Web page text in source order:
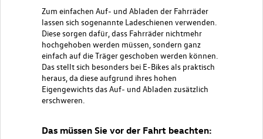
Zum einfachen Auf- und Abladen der Fahrräder
lassen sich sogenannte Ladeschienen verwenden.
Diese sorgen dafür, dass Fahrräder nichtmehr
hochgehoben werden müssen, sondern ganz
einfach auf die Träger geschoben werden können.
Das stellt sich besonders bei E-Bikes als praktisch
heraus, da diese aufgrund ihres hohen
Eigengewichts das Auf- und Abladen zusätzlich
erschweren.
Das müssen Sie vor der Fahrt beachten: